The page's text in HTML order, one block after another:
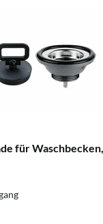
für